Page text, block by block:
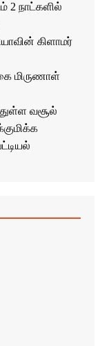
2 நாட்களில்
கிளாமர்
மிருணாள்
வசூல்